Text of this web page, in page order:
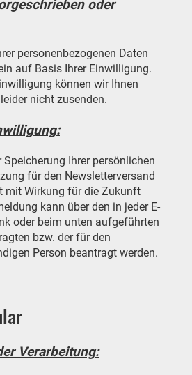
oder
personenbezogenen Daten
auf Basis Ihrer Einwilligung.
können wir Ihnen
nicht zusenden.
Ihrer persönlichen
für den Newsletterversand
mit Wirkung für die Zukunft
kann über den in jeder E-
oder beim unten aufgeführten
bzw. der für den
Person beantragt werden.
Verarbeitung: